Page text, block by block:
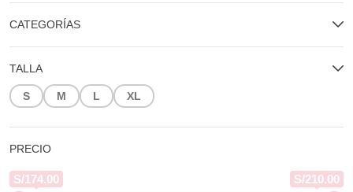
CATEGORÍAS
TALLA
S M L XL
PRECIO
S/174.00 S/210.00